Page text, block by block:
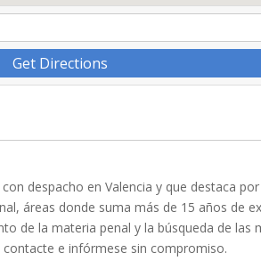
Get Directions
despacho en Valencia y que destaca
áreas donde suma más de 15 años de
de la materia penal y la búsqueda de las
contacte e infórmese sin compromiso.